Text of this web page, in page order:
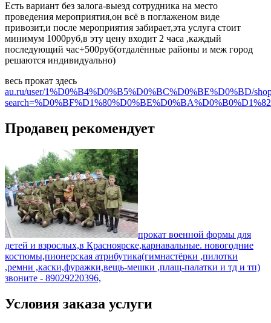
Есть вариант без залога-выезд сотрудника на место
проведения мероприятия,он всё в поглаженом виде
привозит,и после мероприятия забирает,эта услуга стоит
минимум 1000руб,в эту цену входит 2 часа ,каждый
последующий час+500руб(отдалённые районы и меж город
решаются индивидуально)
весь прокат здесь
au.ru/user/1%D0%B4%D0%B5%D0%BC%D0%BE%D0%BD/
Продавец рекомендует
прокат военной формы для
детей и взрослых,в Красноярске,карнавальные. новогодние
костюмы,пионерская атрибутика(гимнастёрки ,пилотки
,ремни ,каски,фуражки,вещь-мешки ,плащ-палатки и тд и тп)
звоните - 89029220396,
Условия заказа услуги